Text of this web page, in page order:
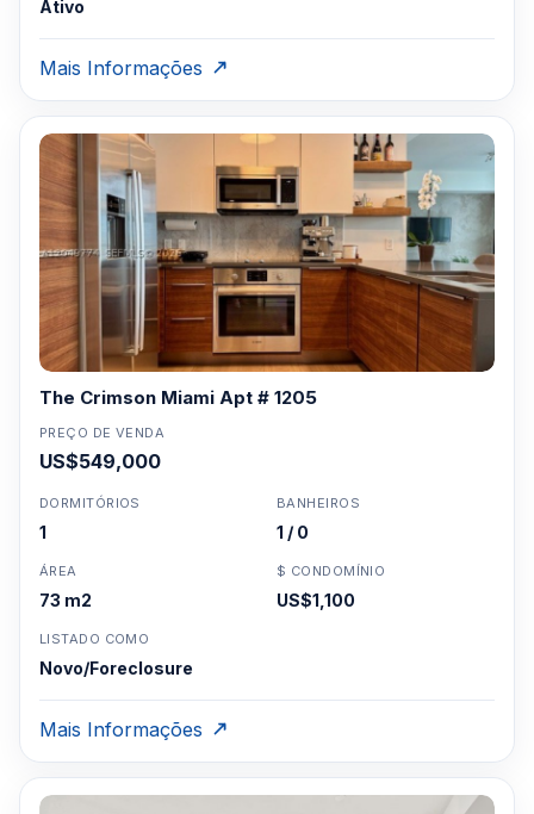
Ativo
Mais Informações
The Crimson Miami Apt # 1205
PREÇO DE VENDA
US$549,000
DORMITÓRIOS
1
BANHEIROS
1 / 0
ÁREA
73 m2
$ CONDOMÍNIO
US$1,100
LISTADO COMO
Novo/Foreclosure
Mais Informações